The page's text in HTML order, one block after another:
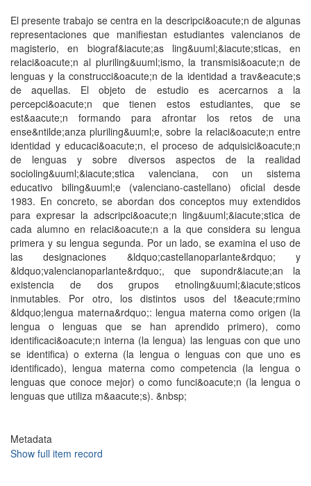
El presente trabajo se centra en la descripci&oacute;n de algunas
representaciones que manifiestan estudiantes valencianos de
magisterio, en biograf&iacute;as ling&uuml;&iacute;sticas, en
relaci&oacute;n al pluriling&uuml;ismo, la transmisi&oacute;n de
lenguas y la construcci&oacute;n de la identidad a trav&eacute;s
de aquellas. El objeto de estudio es acercarnos a la
percepci&oacute;n que tienen estos estudiantes, que se
est&aacute;n formando para afrontar los retos de una
ense&ntilde;anza pluriling&uuml;e, sobre la relaci&oacute;n entre
identidad y educaci&oacute;n, el proceso de adquisici&oacute;n
de lenguas y sobre diversos aspectos de la realidad
socioling&uuml;&iacute;stica valenciana, con un sistema
educativo biling&uuml;e (valenciano-castellano) oficial desde
1983. En concreto, se abordan dos conceptos muy extendidos
para expresar la adscripci&oacute;n ling&uuml;&iacute;stica de
cada alumno en relaci&oacute;n a la que considera su lengua
primera y su lengua segunda. Por un lado, se examina el uso de
las designaciones &ldquo;castellanoparlante&rdquo; y
&ldquo;valencianoparlante&rdquo;, que supondr&iacute;an la
existencia de dos grupos etnoling&uuml;&iacute;sticos
inmutables. Por otro, los distintos usos del t&eacute;rmino
&ldquo;lengua materna&rdquo;: lengua materna como origen (la
lengua o lenguas que se han aprendido primero), como
identificaci&oacute;n interna (la lengua) las lenguas con que uno
se identifica) o externa (la lengua o lenguas con que uno es
identificado), lengua materna como competencia (la lengua o
lenguas que conoce mejor) o como funci&oacute;n (la lengua o
lenguas que utiliza m&aacute;s). &nbsp;
Metadata
Show full item record